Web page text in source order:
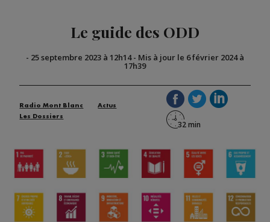
Le guide des ODD
- 25 septembre 2023 à 12h14- Mis à jour le 6 février 2024 à
17h39
Radio Mont Blanc
Actus
Les Dossiers